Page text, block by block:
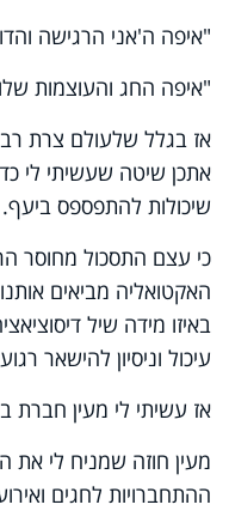
"איפה ה'אני הרגישה
"איפה החג והעוצמות
אז בגלל שלעולם צרת
אתכן שיטה שעשיתי לי
שיכולות להתפספס ביעף.
כי עצם התסכול מחוסר
האקטואליה מביאים
באיזו מידה שיל
עיכול וניסיון להישאר
אז עשיתי לי מעין חברת
מעין חוזה שמניח לי
ההתחברויות לחגים